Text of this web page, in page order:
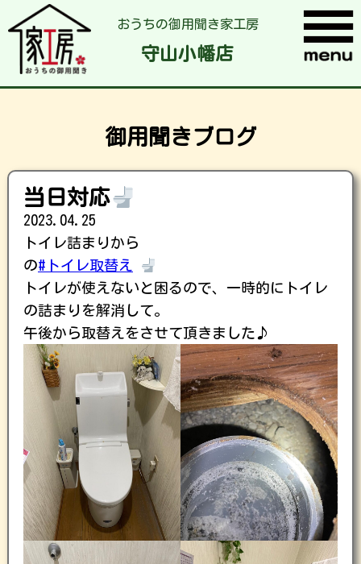
おうちの御用聞き家工房
守山小幡店
御用聞きブログ
当日対応
2023.04.25
トイレ詰まりから
の#トイレ取替え
トイレが使えないと困るので、一時的にトイレ
の詰まりを解消して。
午後から取替えをさせて頂きました♪